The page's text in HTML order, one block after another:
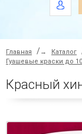
Главная → Каталог
Гуашевые краски до
Красный